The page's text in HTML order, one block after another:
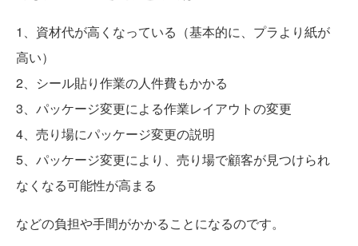
1、資材代が高くなっている（基本的に、プラより紙が
高い）
2、シール貼り作業の人件費もかかる
3、パッケージ変更による作業レイアウトの変更
4、売り場にパッケージ変更の説明
5、パッケージ変更により、売り場で顧客が見つけられ
なくなる可能性が高まる
などの負担や手間がかかることになるのです。